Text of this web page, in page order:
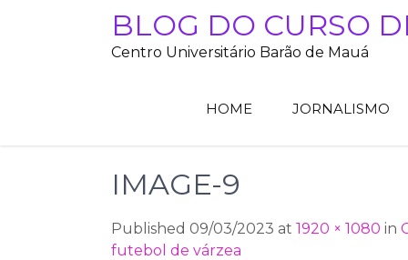
BLOG DO CURSO
Centro Universitário Barão de Mauá
HOME JORNALISMO
IMAGE-9
Published 09/03/2023 at 1920 × 1080 in
futebol de várzea